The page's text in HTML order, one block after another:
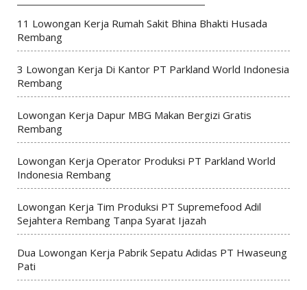
11 Lowongan Kerja Rumah Sakit Bhina Bhakti Husada
Rembang
3 Lowongan Kerja Di Kantor PT Parkland World Indonesia
Rembang
Lowongan Kerja Dapur MBG Makan Bergizi Gratis
Rembang
Lowongan Kerja Operator Produksi PT Parkland World
Indonesia Rembang
Lowongan Kerja Tim Produksi PT Supremefood Adil
Sejahtera Rembang Tanpa Syarat Ijazah
Dua Lowongan Kerja Pabrik Sepatu Adidas PT Hwaseung
Pati